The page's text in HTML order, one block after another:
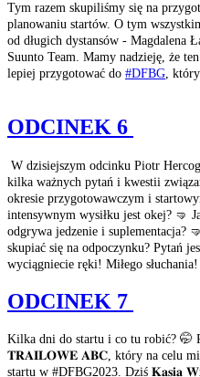
Tym razem skupiliśmy się na
planowaniu startów. O tym
od długich dystansów - Magdalena
Suunto Team. Mamy nadzieję, że
lepiej przygotować do #DFBG,
ODCINEK 6
W dzisiejszym odcinku Piotr
kilka ważnych pytań i kwestii
okresie przygotowawczym i
intensywnym wysiłku jest okej? 🤜
odgrywa jedzenie i suplementacja?
skupiać się na odpoczynku? Pytań
wyciągniecie ręki! Miłego
ODCINEK 7
Kilka dni do startu i co tu robić? 🤭
𝐓𝐑𝐀𝐈𝐋𝐎𝐖𝐄 𝐀𝐁𝐂, który na celu
startu w #DFBG2023. Dziś 𝐊𝐚𝐬𝐢𝐚